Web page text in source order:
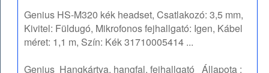
Genius HS-M320 kék headset, Csatlakozó: 3,5 mm,
Kivitel: Füldugó, Mikrofonos fejhallgató: Igen, Kábel
méret: 1,1 m, Szín: Kék 31710005414 ...
Genius Hangkártya, hangfal, fejhallgató Állapota :